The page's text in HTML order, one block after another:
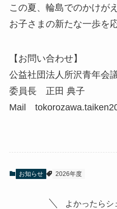
この夏、輪島でのかけが
お子さまの新たな一歩を
【お問い合わせ】
公益社団法人所沢青年会
委員長 正田 典子
Mail
お知らせ 2026年度
よかったらシ